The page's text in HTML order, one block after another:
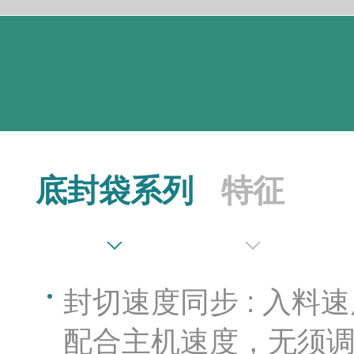
底封袋系列 特征
封切速度同步 : 入料
配合主机速度，无须